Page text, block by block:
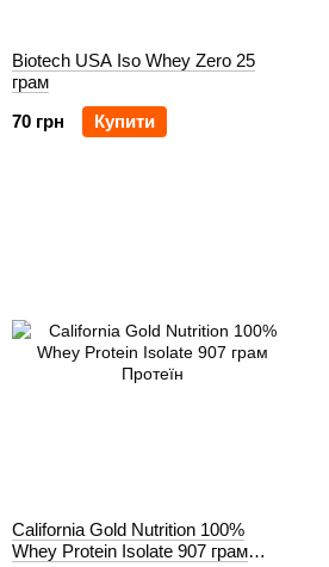
Biotech USA Iso Whey Zero 25
грам
70 грн
Купити
California Gold Nutrition 100%
Whey Protein Isolate 907 грам